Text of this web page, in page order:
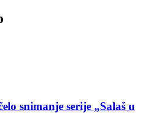
snimanje serije „Salaš u